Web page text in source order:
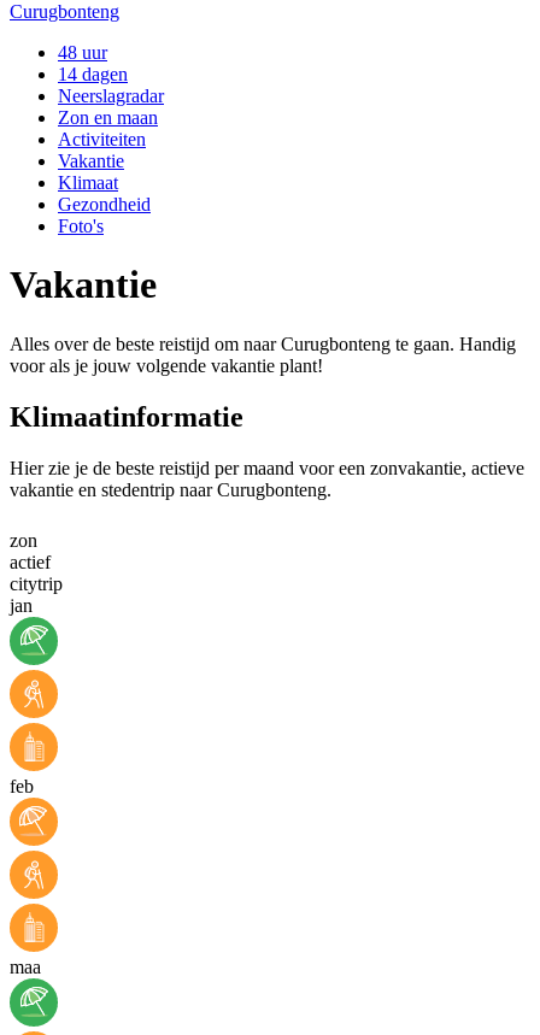
Curugbonteng
48 uur
14 dagen
Neerslagradar
Zon en maan
Activiteiten
Vakantie
Klimaat
Gezondheid
Foto's
Vakantie
Alles over de beste reistijd om naar Curugbonteng te gaan. Handig
voor als je jouw volgende vakantie plant!
Klimaatinformatie
Hier zie je de beste reistijd per maand voor een zonvakantie, actieve
vakantie en stedentrip naar Curugbonteng.
zon
actief
citytrip
jan
feb
maa